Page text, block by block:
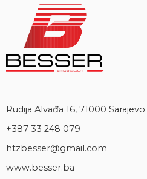
Rudija Alvađa 16, 71000 Sarajevo.
+387 33 248 079
htzbesser@gmail.com
www.besser.ba